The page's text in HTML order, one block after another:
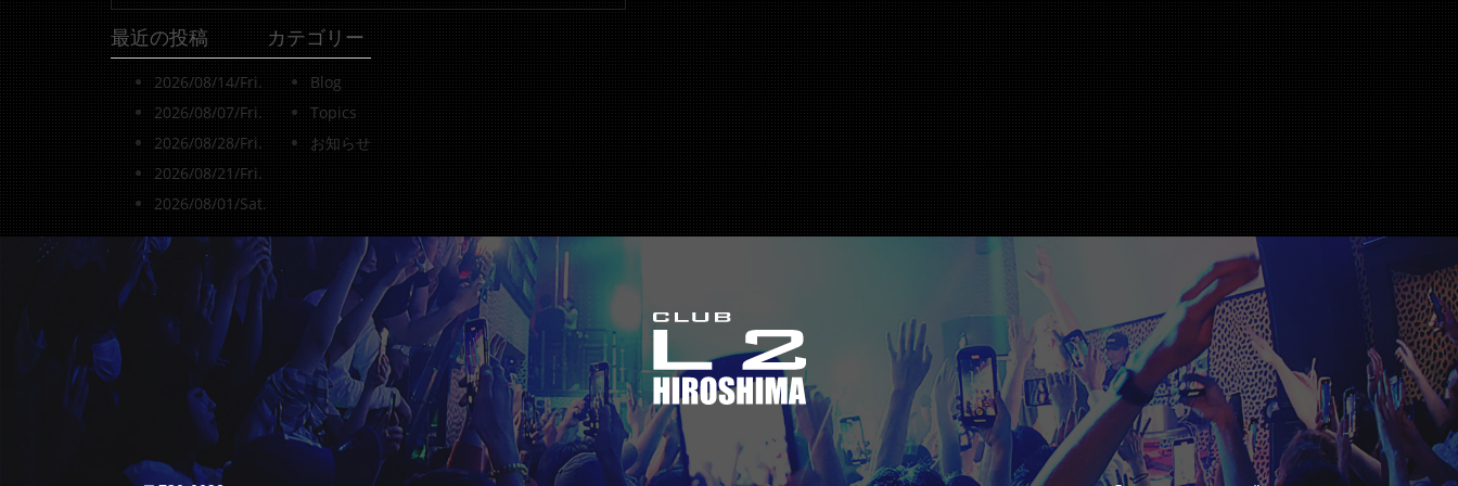
最近の投稿
2026/08/14/Fri.
2026/08/07/Fri.
2026/08/28/Fri.
2026/08/21/Fri.
2026/08/01/Sat.
カテゴリー
Blog
Topics
お知らせ